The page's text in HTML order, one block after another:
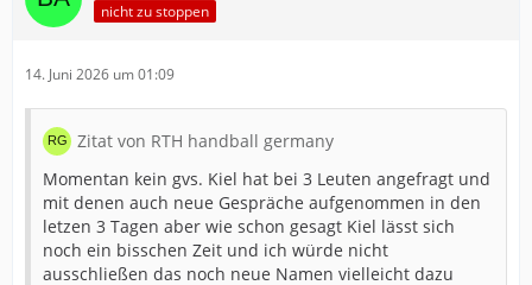
nicht zu stoppen
14. Juni 2026 um 01:09
Zitat von RTH handball germany
Momentan kein gvs. Kiel hat bei 3 Leuten angefragt und
mit denen auch neue Gespräche aufgenommen in den
letzen 3 Tagen aber wie schon gesagt Kiel lässt sich
noch ein bisschen Zeit und ich würde nicht
ausschließen das noch neue Namen vielleicht dazu